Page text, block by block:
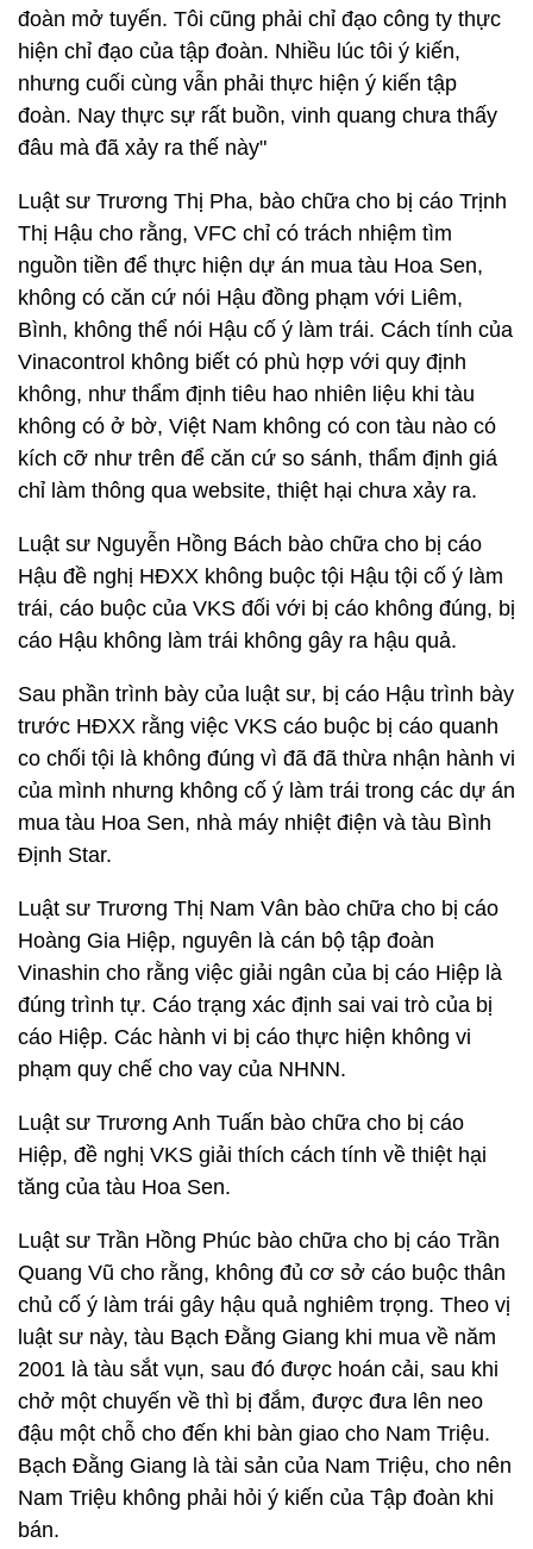
đoàn mở tuyến. Tôi cũng phải chỉ đạo công ty thực
hiện chỉ đạo của tập đoàn. Nhiều lúc tôi ý kiến,
nhưng cuối cùng vẫn phải thực hiện ý kiến tập
đoàn. Nay thực sự rất buồn, vinh quang chưa thấy
đâu mà đã xảy ra thế này"
Luật sư Trương Thị Pha, bào chữa cho bị cáo Trịnh
Thị Hậu cho rằng, VFC chỉ có trách nhiệm tìm
nguồn tiền để thực hiện dự án mua tàu Hoa Sen,
không có căn cứ nói Hậu đồng phạm với Liêm,
Bình, không thể nói Hậu cố ý làm trái. Cách tính của
Vinacontrol không biết có phù hợp với quy định
không, như thẩm định tiêu hao nhiên liệu khi tàu
không có ở bờ, Việt Nam không có con tàu nào có
kích cỡ như trên để căn cứ so sánh, thẩm định giá
chỉ làm thông qua website, thiệt hại chưa xảy ra.
Luật sư Nguyễn Hồng Bách bào chữa cho bị cáo
Hậu đề nghị HĐXX không buộc tội Hậu tội cố ý làm
trái, cáo buộc của VKS đối với bị cáo không đúng, bị
cáo Hậu không làm trái không gây ra hậu quả.
Sau phần trình bày của luật sư, bị cáo Hậu trình bày
trước HĐXX rằng việc VKS cáo buộc bị cáo quanh
co chối tội là không đúng vì đã đã thừa nhận hành vi
của mình nhưng không cố ý làm trái trong các dự án
mua tàu Hoa Sen, nhà máy nhiệt điện và tàu Bình
Định Star.
Luật sư Trương Thị Nam Vân bào chữa cho bị cáo
Hoàng Gia Hiệp, nguyên là cán bộ tập đoàn
Vinashin cho rằng việc giải ngân của bị cáo Hiệp là
đúng trình tự. Cáo trạng xác định sai vai trò của bị
cáo Hiệp. Các hành vi bị cáo thực hiện không vi
phạm quy chế cho vay của NHNN.
Luật sư Trương Anh Tuấn bào chữa cho bị cáo
Hiệp, đề nghị VKS giải thích cách tính về thiệt hại
tăng của tàu Hoa Sen.
Luật sư Trần Hồng Phúc bào chữa cho bị cáo Trần
Quang Vũ cho rằng, không đủ cơ sở cáo buộc thân
chủ cố ý làm trái gây hậu quả nghiêm trọng. Theo vị
luật sư này, tàu Bạch Đằng Giang khi mua về năm
2001 là tàu sắt vụn, sau đó được hoán cải, sau khi
chở một chuyến về thì bị đắm, được đưa lên neo
đậu một chỗ cho đến khi bàn giao cho Nam Triệu.
Bạch Đằng Giang là tài sản của Nam Triệu, cho nên
Nam Triệu không phải hỏi ý kiến của Tập đoàn khi
bán.